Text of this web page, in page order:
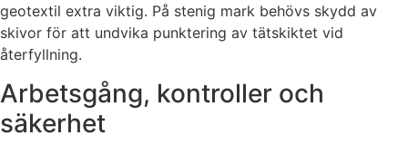
geotextil extra viktig. På stenig mark behövs skydd av
skivor för att undvika punktering av tätskiktet vid
återfyllning.
Arbetsgång, kontroller och
säkerhet